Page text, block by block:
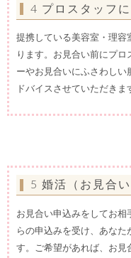
4 プロスタッフ
提携している美容室・理容
ります。お見合い前にプ
ーやお見合いにふさわし
ドバイスさせていただきま
5 婚活（お見合い
お見合い申込みをしてお
らの申込みを受け、あなた
す。ご希望があれば、お見